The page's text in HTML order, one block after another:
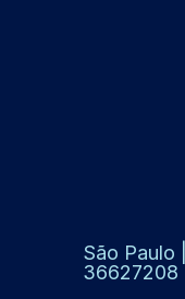
São Paulo
36627208